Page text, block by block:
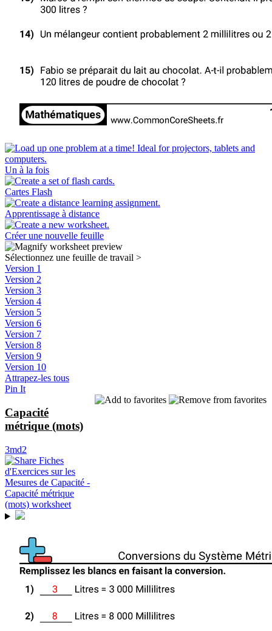
Un à la fois
Cartes Flash
Apprentissage à distance
Créer une nouvelle feuille
Sélectionnez une feuille de travail >
Version 1
Version 2
Version 3
Version 4
Version 5
Version 6
Version 7
Version 8
Version 9
Version 10
Attrapez-les tous
Pin It
Capacité
métrique (mots)
3md2